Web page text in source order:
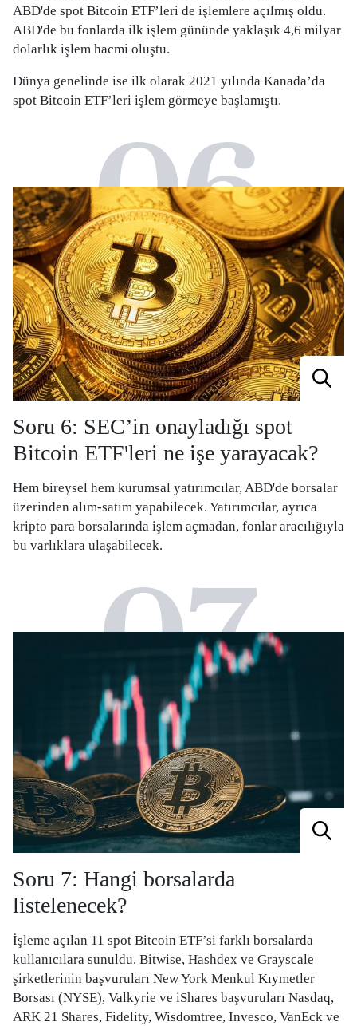
ABD'de spot Bitcoin ETF’leri de işlemlere açılmış oldu.
ABD'de bu fonlarda ilk işlem gününde yaklaşık 4,6 milyar
dolarlık işlem hacmi oluştu.
Dünya genelinde ise ilk olarak 2021 yılında Kanada’da
spot Bitcoin ETF’leri işlem görmeye başlamıştı.
06
Soru 6: SEC’in onayladığı spot
Bitcoin ETF'leri ne işe yarayacak?
Hem bireysel hem kurumsal yatırımcılar, ABD'de borsalar
üzerinden alım-satım yapabilecek. Yatırımcılar, ayrıca
kripto para borsalarında işlem açmadan, fonlar aracılığıyla
bu varlıklara ulaşabilecek.07
Soru 7: Hangi borsalarda
listelenecek?
İşleme açılan 11 spot Bitcoin ETF’si farklı borsalarda
kullanıcılara sunuldu. Bitwise, Hashdex ve Grayscale
şirketlerinin başvuruları New York Menkul Kıymetler
Borsası (NYSE), Valkyrie ve iShares başvuruları Nasdaq,
ARK 21 Shares, Fidelity, Wisdomtree, Invesco, VanEck ve